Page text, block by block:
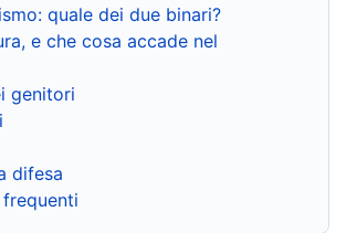
quale dei due binari?
e che cosa accade nel
genitori
difesa